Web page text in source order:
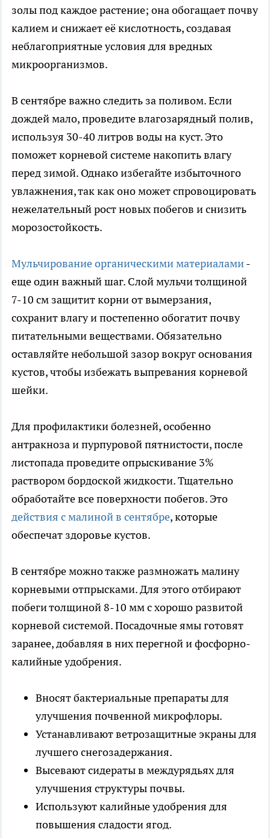
золы под каждое растение; она обогащает почву
калием и снижает её кислотность, создавая
неблагоприятные условия для вредных
микроорганизмов.
В сентябре важно следить за поливом. Если
дождей мало, проведите влагозарядный полив,
используя 30-40 литров воды на куст. Это
поможет корневой системе накопить влагу
перед зимой. Однако избегайте избыточного
увлажнения, так как оно может спровоцировать
нежелательный рост новых побегов и снизить
морозостойкость.
Мульчирование органическими материалами-
еще один важный шаг. Слой мульчи толщиной
7-10 см защитит корни от вымерзания,
сохранит влагу и постепенно обогатит почву
питательными веществами. Обязательно
оставляйте небольшой зазор вокруг основания
кустов, чтобы избежать выпревания корневой
шейки.
Для профилактики болезней, особенно
антракноза и пурпуровой пятнистости, после
листопада проведите опрыскивание 3%
раствором бордоской жидкости. Тщательно
обработайте все поверхности побегов. Это
действия с малиной в сентябре, которые
обеспечат здоровье кустов.
В сентябре можно также размножать малину
корневыми отпрысками. Для этого отбирают
побеги толщиной 8-10 мм с хорошо развитой
корневой системой. Посадочные ямы готовят
заранее, добавляя в них перегной и фосфорно-
калийные удобрения.
Вносят бактериальные препараты для
улучшения почвенной микрофлоры.
Устанавливают ветрозащитные экраны для
лучшего снегозадержания.
Высевают сидераты в междурядьях для
улучшения структуры почвы.
Используют калийные удобрения для
повышения сладости ягод.